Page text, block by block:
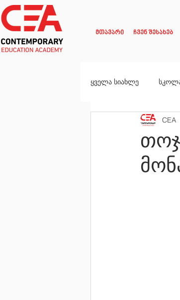
მთავარი ჩვენ შესახებ
ყველა სიახლე
CEA